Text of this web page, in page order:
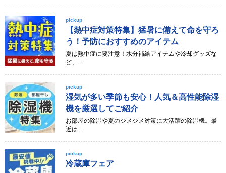
pickup
【熱中症対策特集】猛暑に備えて命を守ろ
う！予防におすすめのアイテム
夏は熱中症に要注意！水分補給アイテムや冷却グッズな
ど、...
pickup
湿気が多い季節も安心！人気＆高性能除湿
機を厳選してご紹介
お部屋の除湿や夏のジメジメ対策に大活躍の除湿機。最
近は...
pickup
冷蔵庫フェア